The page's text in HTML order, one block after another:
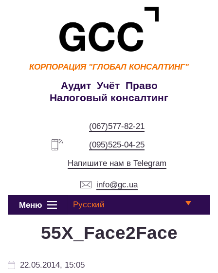
КОРПОРАЦИЯ "ГЛОБАЛ КОНСАЛТИНГ"
Аудит Учёт Право
Налоговый консалтинг
(067)577-82-21
(095)525-04-25
Напишите нам в Telegram
info@gc.ua
Меню Русский
55Х_Face2Face
22.05.2014, 15:05